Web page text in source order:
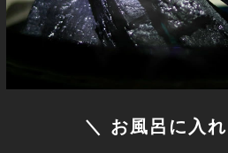
＼ お風呂に入